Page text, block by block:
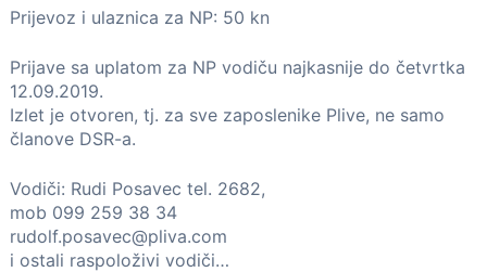
Prijevoz i ulaznica za NP: 50 kn
Prijave sa uplatom za NP vodiču najkasnije do četvrtka
12.09.2019.
Izlet je otvoren, tj. za sve zaposlenike Plive, ne samo
članove DSR-a.
Vodiči: Rudi Posavec tel. 2682,
mob 099 259 38 34
rudolf.posavec@pliva.com
i ostali raspoloživi vodiči…